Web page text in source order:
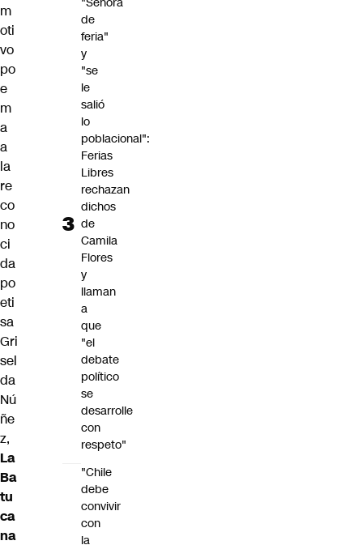
m
oti
vo
po
e
m
a
a
la
re
co
no
ci
da
po
eti
sa
Gri
sel
da
Nú
ñe
z,
La
Ba
tu
ca
na
de
feria"
y
"se
le
salió
lo
poblacional":
Ferias
Libres
rechazan
dichos
de
Camila
Flores
y
llaman
a
que
"el
debate
político
se
desarrolle
con
respeto"
"Chile
debe
convivir
con
la